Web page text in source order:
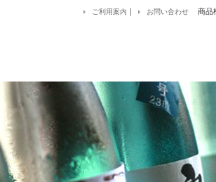
ご利用案内 ｜ お問い合わせ 商品